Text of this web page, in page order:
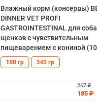
Влажный корм (консервы)
DINNER VET PROFI
GASTROINTESTINAL для
щенков с чувствительным
пищеварением с кониной
100 гр 340 гр
267 ₽
185 ₽